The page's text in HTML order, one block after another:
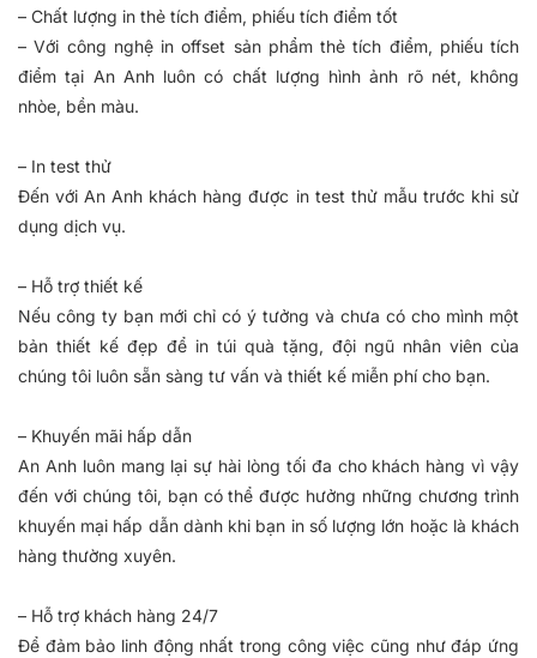
– Chất lượng in thẻ tích điểm, phiếu tích điểm tốt
– Với công nghệ in offset sản phẩm thẻ tích điểm, phiếu tích
điểm tại An Anh luôn có chất lượng hình ảnh rõ nét, không
nhòe, bền màu.
– In test thử
Đến với An Anh khách hàng được in test thử mẫu trước khi sử
dụng dịch vụ.
– Hỗ trợ thiết kế
Nếu công ty bạn mới chỉ có ý tưởng và chưa có cho mình một
bản thiết kế đẹp để in túi quà tặng, đội ngũ nhân viên của
chúng tôi luôn sẵn sàng tư vấn và thiết kế miễn phí cho bạn.
– Khuyến mãi hấp dẫn
An Anh luôn mang lại sự hài lòng tối đa cho khách hàng vì vậy
đến với chúng tôi, bạn có thể được hưởng những chương trình
khuyến mại hấp dẫn dành khi bạn in số lượng lớn hoặc là khách
hàng thường xuyên.
– Hỗ trợ khách hàng 24/7
Để đảm bảo linh động nhất trong công việc cũng như đáp ứng